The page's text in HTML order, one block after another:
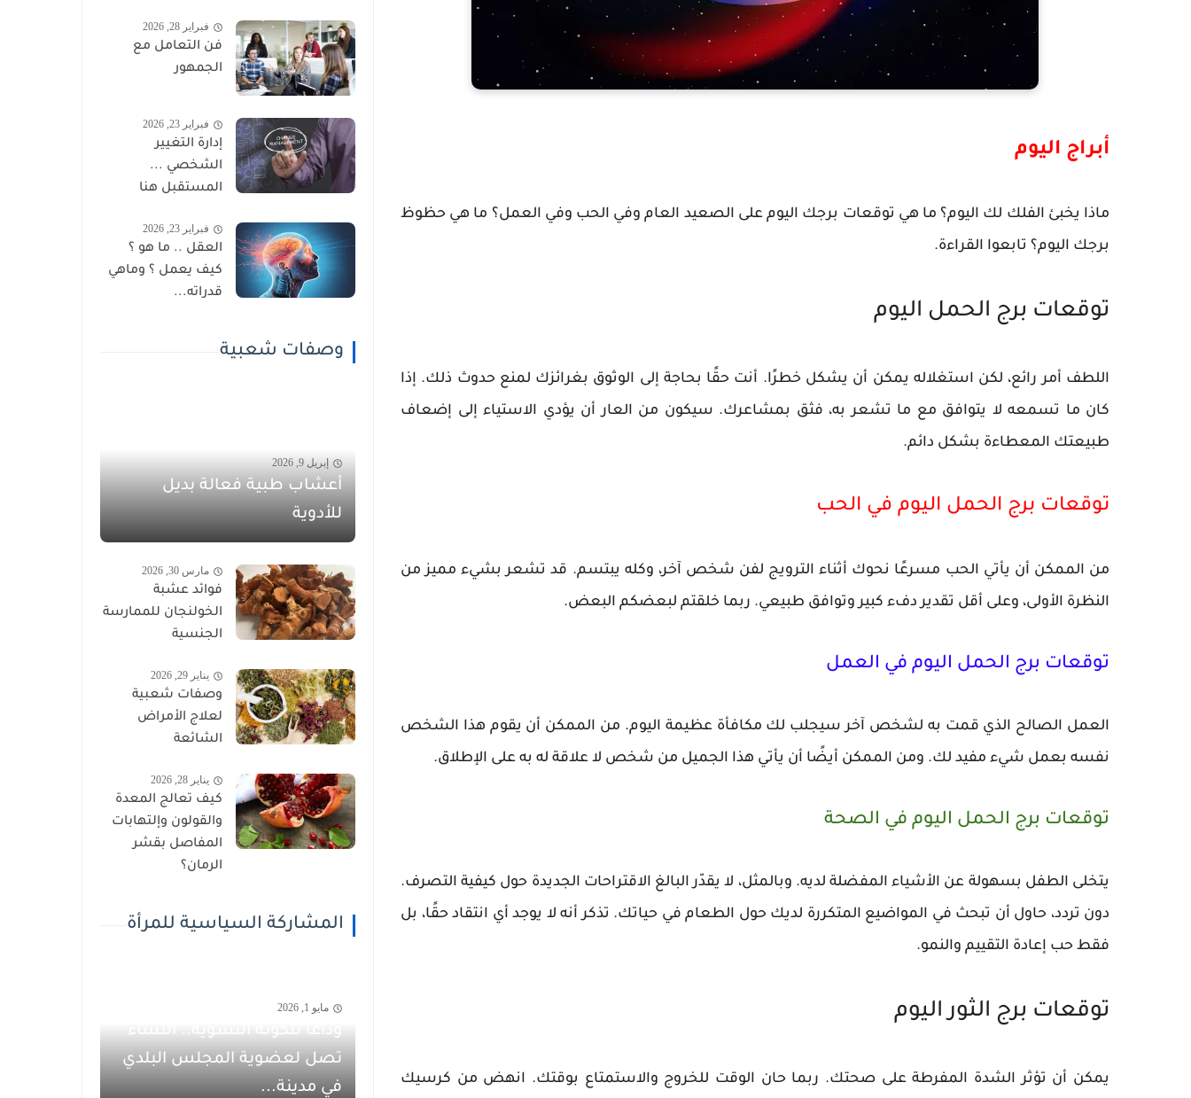
أبراج اليوم
ماذا يخبئ الفلك لك اليوم؟ ما هي توقعات برجك اليوم على الصعيد العام وفي الحب وفي العمل؟ ما هي حظوظ
برجك اليوم؟ تابعوا القراءة.
توقعات برج الحمل اليوم
اللطف أمر رائع، لكن استغلاله يمكن أن يشكل خطرًا. أنت حقًا بحاجة إلى الوثوق بغرائزك لمنع حدوث ذلك. إذا
كان ما تسمعه لا يتوافق مع ما تشعر به، فثق بمشاعرك. سيكون من العار أن يؤدي الاستياء إلى إضعاف
طبيعتك المعطاءة بشكل دائم.
توقعات برج الحمل اليوم في الحب
من الممكن أن يأتي الحب مسرعًا نحوك أثناء الترويج لفن شخص آخر، وكله يبتسم. قد تشعر بشيء مميز من
النظرة الأولى، وعلى أقل تقدير دفء كبير وتوافق طبيعي. ربما خلقتم لبعضكم البعض.
توقعات برج الحمل اليوم في العمل
العمل الصالح الذي قمت به لشخص آخر سيجلب لك مكافأة عظيمة اليوم. من الممكن أن يقوم هذا الشخص
نفسه بعمل شيء مفيد لك. ومن الممكن أيضًا أن يأتي هذا الجميل من شخص لا علاقة له به على الإطلاق.
توقعات برج الحمل اليوم في الصحة
يتخلى الطفل بسهولة عن الأشياء المفضلة لديه. وبالمثل، لا يقدّر البالغ الاقتراحات الجديدة حول كيفية التصرف.
دون تردد، حاول أن تبحث في المواضيع المتكررة لديك حول الطعام في حياتك. تذكر أنه لا يوجد أي انتقاد حقًا، بل
فقط حب إعادة التقييم والنمو.
توقعات برج الثور اليوم
يمكن أن تؤثر الشدة المفرطة على صحتك. ربما حان الوقت للخروج والاستمتاع بوقتك. انهض من كرسيك
فبراير 28, 2026
فن التعامل مع
الجمهور
فبراير 23, 2026
إدارة التغيير
الشخصي ...
المستقبل هنا
فبراير 23, 2026
العقل .. ما هو ؟
كيف يعمل ؟ وماهي
قدراته...
وصفات شعبية
إبريل 9, 2026
أعشاب طبية فعالة بديل
للأدوية
مارس 30, 2026
فوائد عشبة
الخولنجان للممارسة
الجنسية
يناير 29, 2026
وصفات شعبية
لعلاج الأمراض
الشائعة
يناير 28, 2026
كيف تعالج المعدة
والقولون وإلتهابات
المفاصل بقشر
الرمان؟
المشاركة السياسية للمرأة
مايو 1, 2026
وداعاً للكوتة النسوية.. النساء
تصل لعضوية المجلس البلدي
في مدينة...